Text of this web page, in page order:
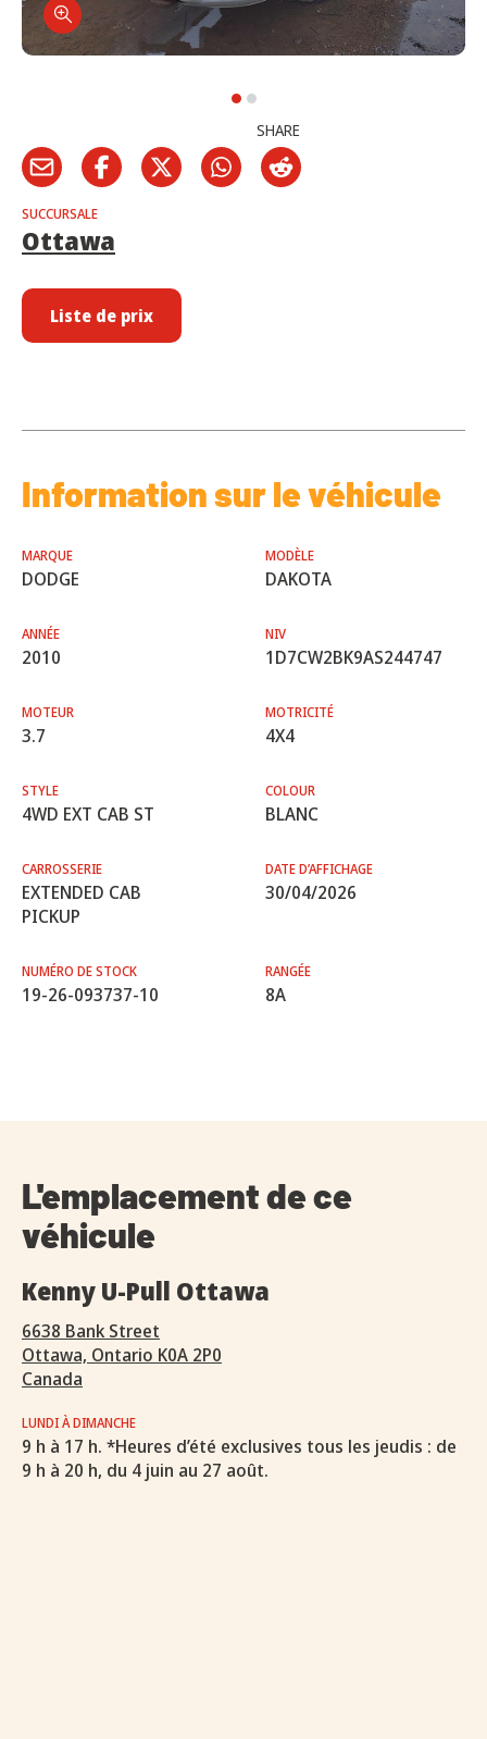
SHARE
SUCCURSALE
Ottawa
Liste de prix
Information sur le véhicule
MARQUE
DODGE
MODÈLE
DAKOTA
ANNÉE
2010
NIV
1D7CW2BK9AS244747
MOTEUR
3.7
MOTRICITÉ
4X4
STYLE
4WD EXT CAB ST
COLOUR
BLANC
CARROSSERIE
EXTENDED CAB
PICKUP
DATE D’AFFICHAGE
30/04/2026
NUMÉRO DE STOCK
19-26-093737-10
RANGÉE
8A
L'emplacement de ce
véhicule
Kenny U-Pull Ottawa
6638 Bank Street
Ottawa, Ontario K0A 2P0
Canada
LUNDI À DIMANCHE
9 h à 17 h. *Heures d’été exclusives tous les jeudis : de
9 h à 20 h, du 4 juin au 27 août.